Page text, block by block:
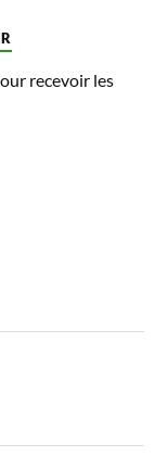
recevoir les